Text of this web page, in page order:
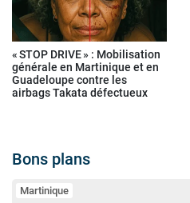
« STOP DRIVE » : Mobilisation
générale en Martinique et en
Guadeloupe contre les
airbags Takata défectueux
Bons plans
Martinique